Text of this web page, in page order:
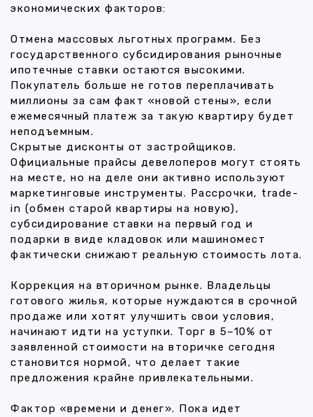
экономических факторов:
Отмена массовых льготных программ. Без
государственного субсидирования рыночные
ипотечные ставки остаются высокими.
Покупатель больше не готов переплачивать
миллионы за сам факт «новой стены», если
ежемесячный платеж за такую квартиру будет
неподъемным.
Скрытые дисконты от застройщиков.
Официальные прайсы девелоперов могут стоять
на месте, но на деле они активно используют
маркетинговые инструменты. Рассрочки, trade-
in (обмен старой квартиры на новую),
субсидирование ставки на первый год и
подарки в виде кладовок или машиномест
фактически снижают реальную стоимость лота.
Коррекция на вторичном рынке. Владельцы
готового жилья, которые нуждаются в срочной
продаже или хотят улучшить свои условия,
начинают идти на уступки. Торг в 5–10% от
заявленной стоимости на вторичке сегодня
становится нормой, что делает такие
предложения крайне привлекательными.
Фактор «времени и денег». Пока идет